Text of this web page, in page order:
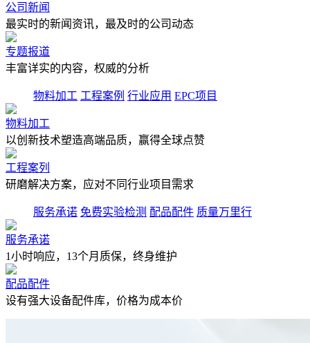
公司新闻
最实时的新闻资讯，最及时的公司动态
专题报道
丰富详实的内容，权威的分析
物料加工 工程案例 行业应用 EPC项目
物料加工
以创新技术塑造高端品质，赢得全球点赞
工程案列
研磨解决方案，应对不同行业项目需求
服务承诺 免费实验检测 配品配件 质量万里行
服务承诺
1小时响应，13个月质保，终身维护
配品配件
设有强大设备配件库，价格为成本价